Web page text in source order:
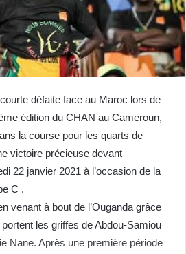
défaite face au Maroc lors de
édition du CHAN au Cameroun,
la course pour les quarts de
victoire précieuse devant
22 janvier 2021 à l’occasion de la
C .
venant à bout de l’Ouganda grâce
les griffes de Abdou-Samiou
Nane. Après une première période